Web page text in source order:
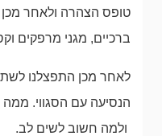
טופס הצהרה ולאחר מכן
ברכיים, מגני מרפקים
לאחר מכן התפצלנו
הנסיעה עם הסגווי.
ולמה חשוב לשים לב.